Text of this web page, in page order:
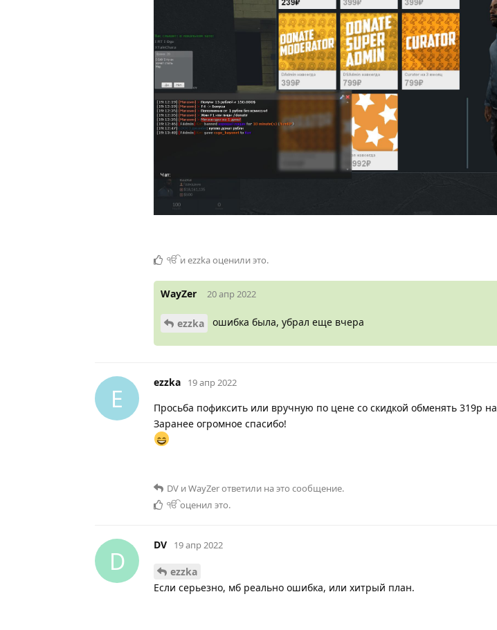
ੴиezzkaоценили это.
WayZer 20 апр 2022
ezzka ошибка была, убрал еще вчера
E
ezzka 19 апр 2022
Просьба пофиксить или вручную по цене со скидкой обменять 319р
Заранее огромное спасибо!
DV иWayZerответили на это сообщение.
ੴоценил это.
D
DV 19 апр 2022
ezzka
Если серьезно, мб реально ошибка, или хитрый план.